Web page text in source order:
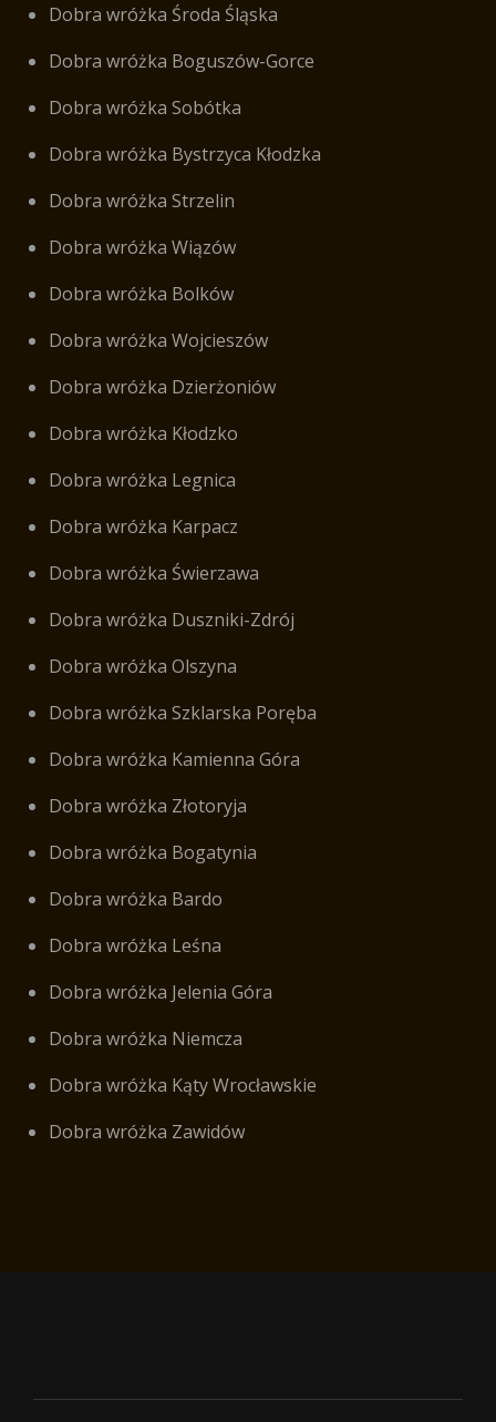
Dobra wróżka Środa Śląska
Dobra wróżka Boguszów-Gorce
Dobra wróżka Sobótka
Dobra wróżka Bystrzyca Kłodzka
Dobra wróżka Strzelin
Dobra wróżka Wiązów
Dobra wróżka Bolków
Dobra wróżka Wojcieszów
Dobra wróżka Dzierżoniów
Dobra wróżka Kłodzko
Dobra wróżka Legnica
Dobra wróżka Karpacz
Dobra wróżka Świerzawa
Dobra wróżka Duszniki-Zdrój
Dobra wróżka Olszyna
Dobra wróżka Szklarska Poręba
Dobra wróżka Kamienna Góra
Dobra wróżka Złotoryja
Dobra wróżka Bogatynia
Dobra wróżka Bardo
Dobra wróżka Leśna
Dobra wróżka Jelenia Góra
Dobra wróżka Niemcza
Dobra wróżka Kąty Wrocławskie
Dobra wróżka Zawidów